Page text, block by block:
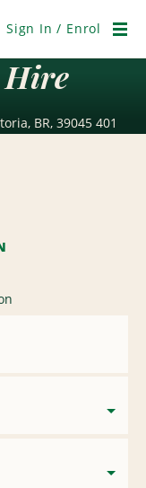
Sign In / Enrol
Hire
BR, 39045 401